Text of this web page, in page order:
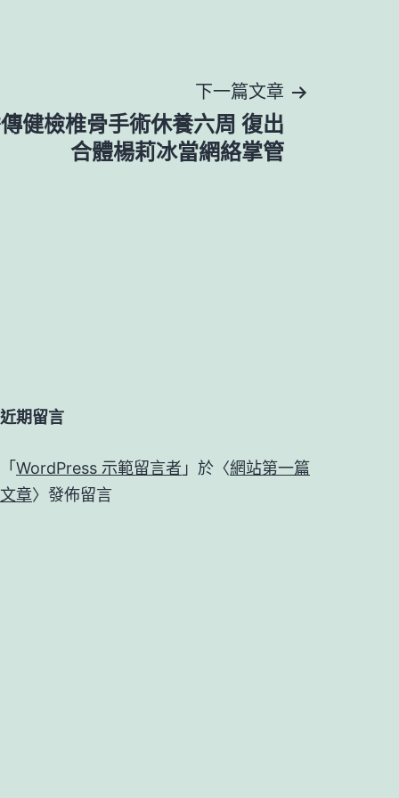
下一篇文章
健檢椎骨手術休養六周 復出
合體楊莉冰當網絡掌管
近期留言
「 WordPress 示範留言者 」於〈網站第一篇
文章〉發佈留言